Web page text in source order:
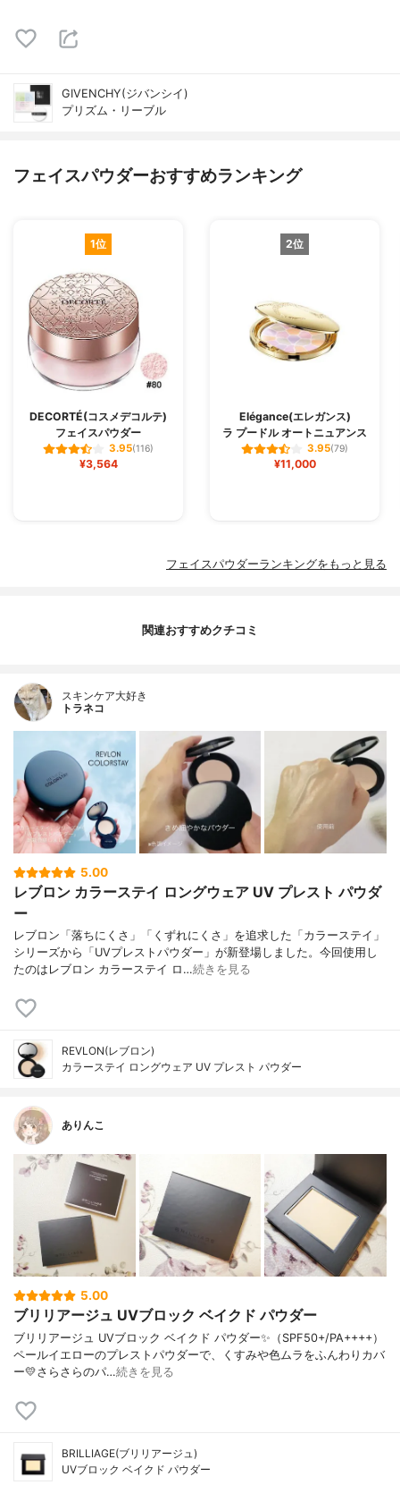
GIVENCHY(ジバンシイ)
プリズム・リーブル
フェイスパウダーおすすめランキング
1位
DECORTÉ(コスメデコルテ)
フェイスパウダー
3.95(116)
¥3,564
2位
Elégance(エレガンス)
ラ プードル オートニュアンス
3.95(79)
¥11,000
フェイスパウダーランキングをもっと見る
関連おすすめクチコミ
スキンケア大好き
トラネコ
5.00
レブロン カラーステイ ロングウェア UV プレスト パウダ
ー
レブロン「落ちにくさ」「くずれにくさ」を追求した「カラーステイ」
シリーズから「UVプレストパウダー」が新登場しました。今回使用し
たのはレブロン カラーステイ ロ…続きを見る
REVLON(レブロン)
カラーステイ ロングウェア UV プレスト パウダー
ありんこ
5.00
ブリリアージュ UVブロック ベイクド パウダー
ブリリアージュ UVブロック ベイクド パウダー✨（SPF50+/PA++++）
ペールイエローのプレストパウダーで、くすみや色ムラをふんわりカバ
ー💛さらさらのパ…続きを見る
BRILLIAGE(ブリリアージュ)
UVブロック ベイクド パウダー